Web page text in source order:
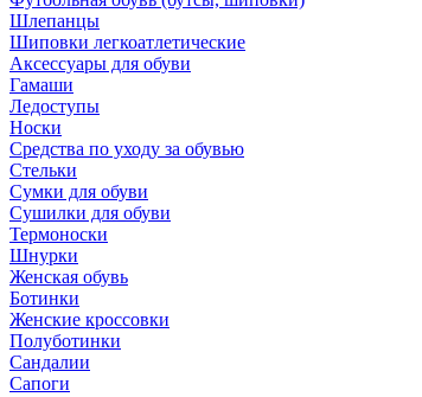
Шлепанцы
Шиповки легкоатлетические
Аксессуары для обуви
Гамаши
Ледоступы
Носки
Средства по уходу за обувью
Стельки
Сумки для обуви
Сушилки для обуви
Термоноски
Шнурки
Женская обувь
Ботинки
Женские кроссовки
Полуботинки
Сандалии
Сапоги